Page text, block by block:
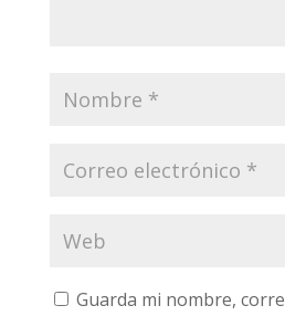
Guarda mi nombre,